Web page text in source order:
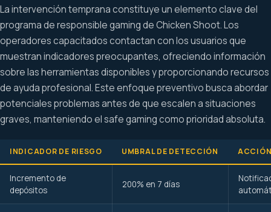
La intervención temprana constituye un elemento clave del
programa de responsible gaming de Chicken Shoot. Los
operadores capacitados contactan con los usuarios que
muestran indicadores preocupantes, ofreciendo información
sobre las herramientas disponibles y proporcionando recursos
de ayuda profesional. Este enfoque preventivo busca abordar
potenciales problemas antes de que escalen a situaciones
graves, manteniendo el safe gaming como prioridad absoluta.
INDICADOR DE RIESGO UMBRAL DE DETECCIÓN
Incremento de
depósitos
200% en 7 días